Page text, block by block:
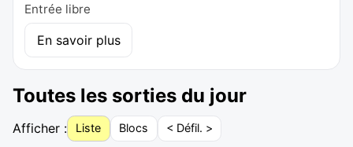
Entrée libre
En savoir plus
Toutes les sorties du jour
Afficher : Liste Blocs < Défil. >